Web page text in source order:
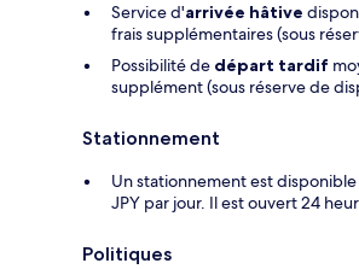
Service d'arrivée hâtive
frais supplémentaires (sous
Possibilité de départ tardif
supplément (sous réserve de
Stationnement
Un stationnement est
JPY par jour. Il est ouvert 24
Politiques